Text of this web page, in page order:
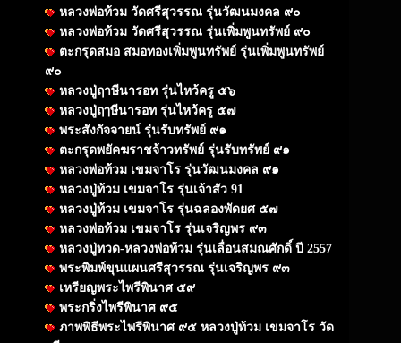
หลวงพ่อท้วม วัดศรีสุวรรณ รุ่นวัฒนมงคล ๙๐
หลวงพ่อท้วม วัดศรีสุวรรณ รุ่นเพิ่มพูนทรัพย์ ๙๐
ตะกรุดสมอ สมอทองเพิ่มพูนทรัพย์ รุ่นเพิ่มพูนทรัพย์
๙๐
หลวงปู่ฤาษีนารอท รุ่นไหว้ครู ๕๖
หลวงปู่ฤๅษีนารอท รุ่นไหว้ครู ๕๗
พระสังกัจจายน์ รุ่นรับทรัพย์ ๙๑
ตะกรุดพยัคฆราชจ้าวทรัพย์ รุ่นรับทรัพย์ ๙๑
หลวงพ่อท้วม เขมจาโร รุ่นวัฒนมงคล ๙๑
หลวงปู่ท้วม เขมจาโร รุ่นเจ้าสัว 91
หลวงปู่ท้วม เขมจาโร รุ่นฉลองพัดยศ ๕๗
หลวงพ่อท้วม เขมจาโร รุ่นเจริญพร ๙๓
หลวงปู่ทวด-หลวงพ่อท้วม รุ่นเลื่อนสมณศักดิ์ ปี 2557
พระพิมพ์ขุนแผนศรีสุวรรณ รุ่นเจริญพร ๙๓
เหรียญพระไพรีพินาศ ๕๙
พระกริ่งไพรีพินาศ ๙๕
ภาพพิธีพระไพรีพินาศ ๙๕ หลวงปู่ท้วม เขมจาโร วัด